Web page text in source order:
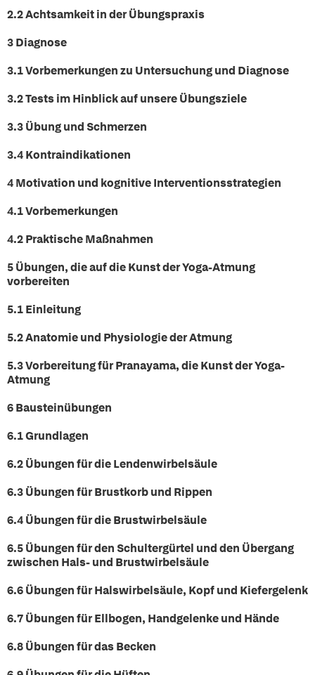
2.2 Achtsamkeit in der Übungspraxis
3 Diagnose
3.1 Vorbemerkungen zu Untersuchung und Diagnose
3.2 Tests im Hinblick auf unsere Übungsziele
3.3 Übung und Schmerzen
3.4 Kontraindikationen
4 Motivation und kognitive Interventionsstrategien
4.1 Vorbemerkungen
4.2 Praktische Maßnahmen
5 Übungen, die auf die Kunst der Yoga-Atmung
vorbereiten
5.1 Einleitung
5.2 Anatomie und Physiologie der Atmung
5.3 Vorbereitung für Pranayama, die Kunst der Yoga-
Atmung
6 Bausteinübungen
6.1 Grundlagen
6.2 Übungen für die Lendenwirbelsäule
6.3 Übungen für Brustkorb und Rippen
6.4 Übungen für die Brustwirbelsäule
6.5 Übungen für den Schultergürtel und den Übergang
zwischen Hals- und Brustwirbelsäule
6.6 Übungen für Halswirbelsäule, Kopf und Kiefergelenk
6.7 Übungen für Ellbogen, Handgelenke und Hände
6.8 Übungen für das Becken